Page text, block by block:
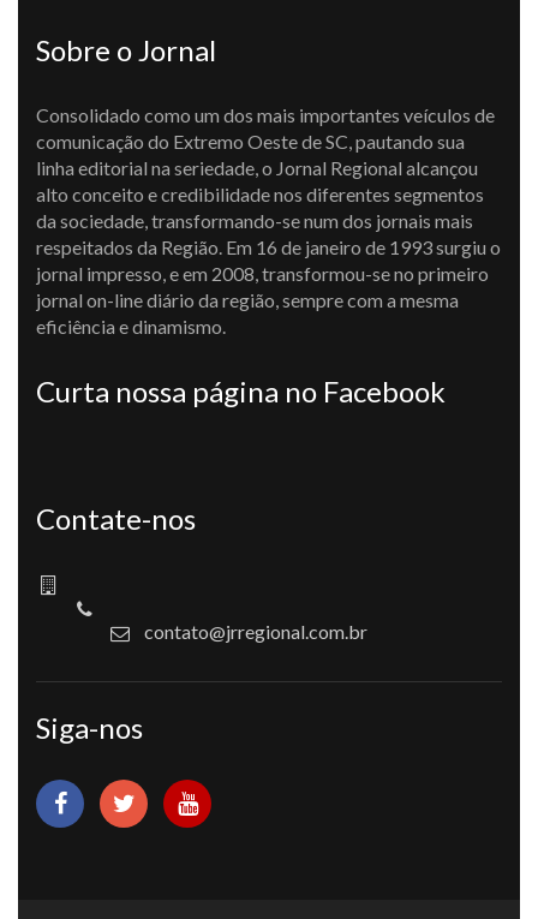
Sobre o Jornal
Consolidado como um dos mais importantes veículos de
comunicação do Extremo Oeste de SC, pautando sua
linha editorial na seriedade, o Jornal Regional alcançou
alto conceito e credibilidade nos diferentes segmentos
da sociedade, transformando-se num dos jornais mais
respeitados da Região. Em 16 de janeiro de 1993 surgiu o
jornal impresso, e em 2008, transformou-se no primeiro
jornal on-line diário da região, sempre com a mesma
eficiência e dinamismo.
Curta nossa página no Facebook
Contate-nos
contato@jrregional.com.br
Siga-nos